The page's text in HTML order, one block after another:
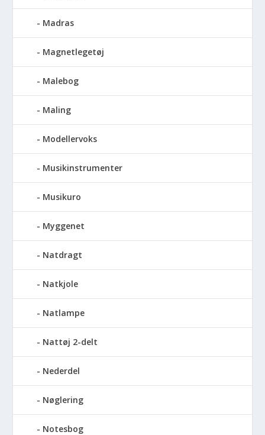
Madras
Magnetlegetøj
Malebog
Maling
Modellervoks
Musikinstrumenter
Musikuro
Myggenet
Natdragt
Natkjole
Natlampe
Nattøj 2-delt
Nederdel
Nøglering
Notesbog